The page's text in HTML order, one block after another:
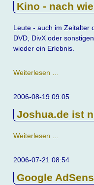
Kino - nach
Leute - auch im Zeitalter
DVD, DivX oder
wieder ein Erlebnis.
Weiterlesen …
nach
vor
ein
2006-08-19 09:05
Joshua.de ist
Weiterlesen …
nicht
haben
2006-07-21 08:54
Google